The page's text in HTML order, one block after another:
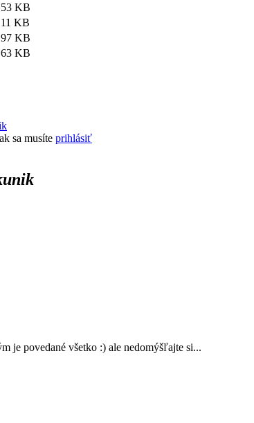
KB
KB
KB
KB
sa musíte prihlásiť
je povedané všetko :) ale nedomýšľajte si...